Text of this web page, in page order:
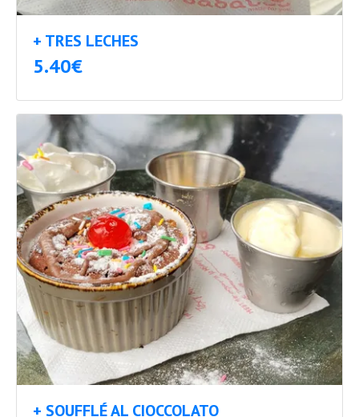
+ TRES LECHES
5.40€
+ SOUFFLÉ AL CIOCCOLATO